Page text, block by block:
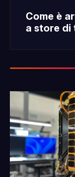
Come è
a store di
Markets Act
gatekeeper